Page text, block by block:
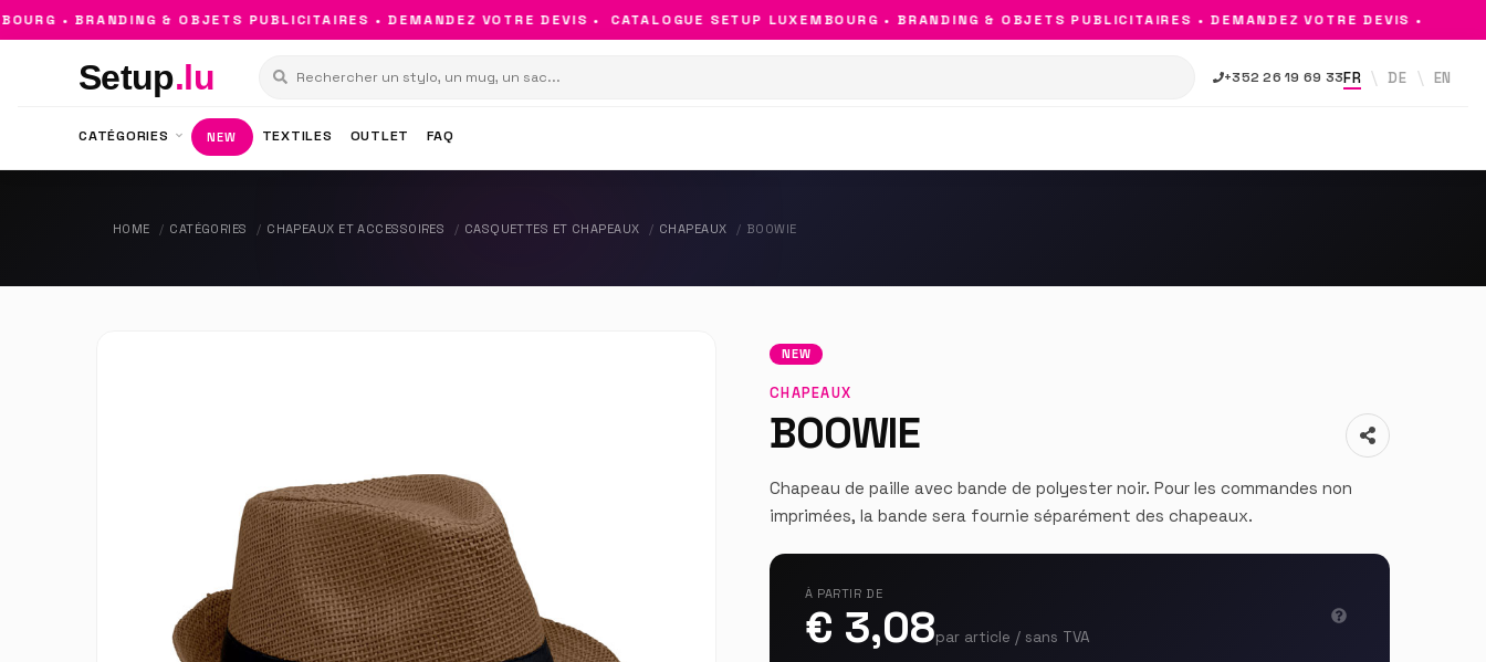
• BRANDING & OBJETS PUBLICITAIRES • DEMANDEZ VOTRE DEVIS • CATALOGUE SETUP LUXEMBOURG • BRANDING & OBJETS PUBLICITAIRES • DEMANDEZ VOTRE DEVIS •
Setup.lu +352 26 19 69 33FR DE EN
CATÉGORIES NEW TEXTILES OUTLET FAQ
HOME CATÉGORIES CHAPEAUX ET ACCESSOIRES CASQUETTES ET CHAPEAUX CHAPEAUX BOOWIE
NEW
CHAPEAUX
BOOWIE
Chapeau de paille avec bande de polyester noir. Pour les commandes non
imprimées, la bande sera fournie séparément des chapeaux.
À PARTIR DE
€ 3,08par article / sans TVA